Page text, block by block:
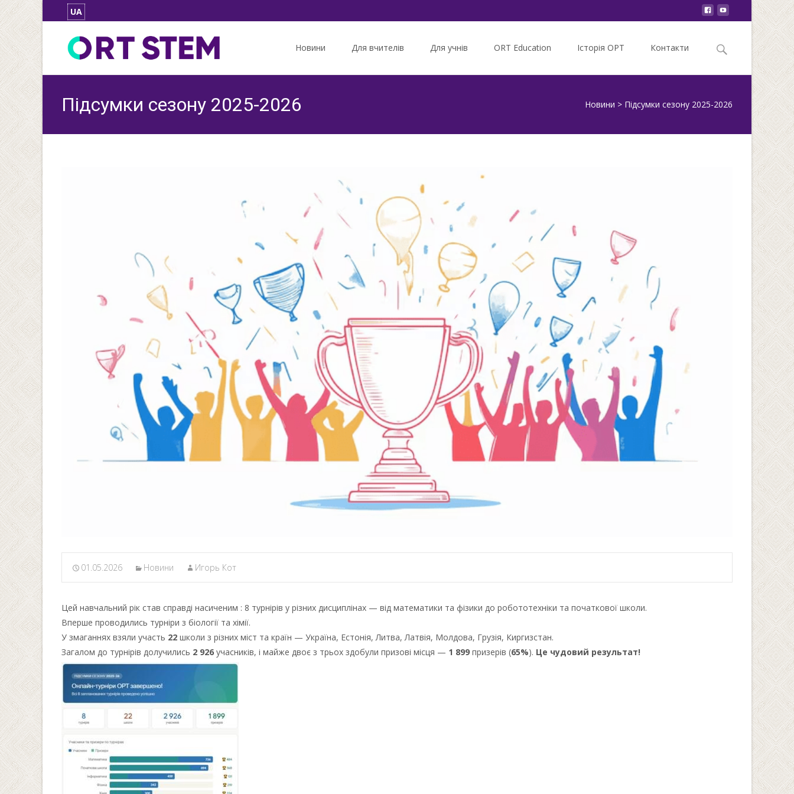
UA
Новини Для вчителів Для учнів ORT Education Історія ОРТ Контакти
Search
Підсумки сезону 2025-2026 Новини > Підсумки сезону 2025-2026
01.05.2026 Новини Игорь Кот
Цей навчальний рік став справді насиченим : 8 турнірів у різних дисциплінах — від математики та фізики до робототехніки та початкової школи.
Вперше проводились турніри з біології та хімії.
У змаганнях взяли участь 22 школи з різних міст та країн — Україна, Естонія, Литва, Латвія, Молдова, Грузія, Киргизстан.
Загалом до турнірів долучились 2 926 учасників, і майже двоє з трьох здобули призові місця — 1 899 призерів (65%). Це чудовий результат!